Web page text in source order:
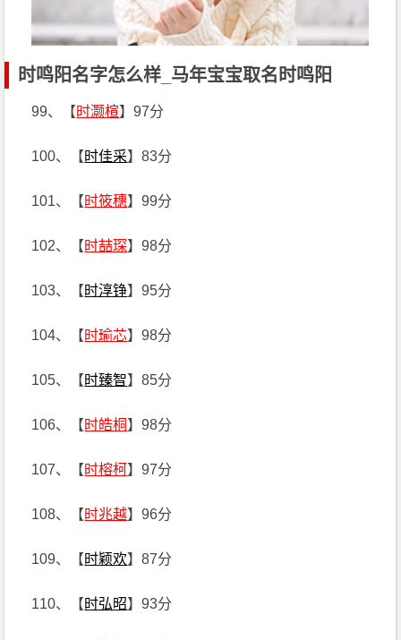
时鸣阳名字怎么样_马年宝宝取名时鸣阳
99、【时灏楦】97分
100、【时佳采】83分
101、【时筱穗】99分
102、【时喆琛】98分
103、【时淳铮】95分
104、【时瑜芯】98分
105、【时臻智】85分
106、【时皓桐 】98分
107、【时榕柯】97分
108、【时兆越】96分
109、【时颖欢】87分
110、【时弘昭】93分